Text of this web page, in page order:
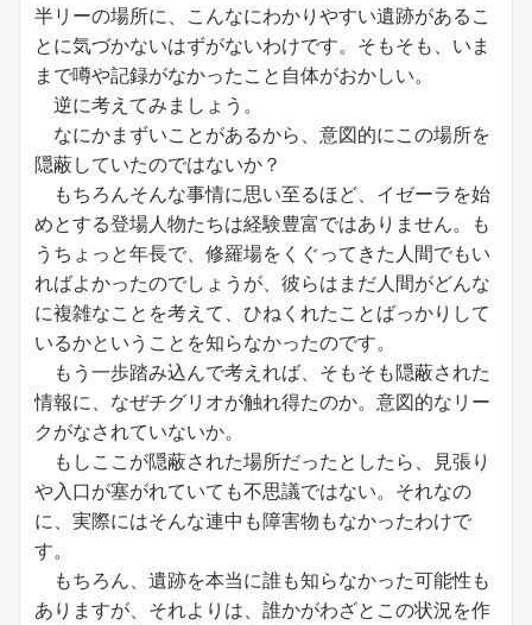
半リーの場所に、こんなにわかりやすい遺跡があるこ
とに気づかないはずがないわけです。そもそも、いま
まで噂や記録がなかったこと自体がおかしい。
逆に考えてみましょう。
なにかまずいことがあるから、意図的にこの場所を
隠蔽していたのではないか？
もちろんそんな事情に思い至るほど、イゼーラを始
めとする登場人物たちは経験豊富ではありません。も
うちょっと年長で、修羅場をくぐってきた人間でもい
ればよかったのでしょうが、彼らはまだ人間がどんな
に複雑なことを考えて、ひねくれたことばっかりして
いるかということを知らなかったのです。
もう一歩踏み込んで考えれば、そもそも隠蔽された
情報に、なぜチグリオが触れ得たのか。意図的なリー
クがなされていないか。
もしここが隠蔽された場所だったとしたら、見張り
や入口が塞がれていても不思議ではない。それなの
に、実際にはそんな連中も障害物もなかったわけで
す。
もちろん、遺跡を本当に誰も知らなかった可能性も
ありますが、それよりは、誰かがわざとこの状況を作